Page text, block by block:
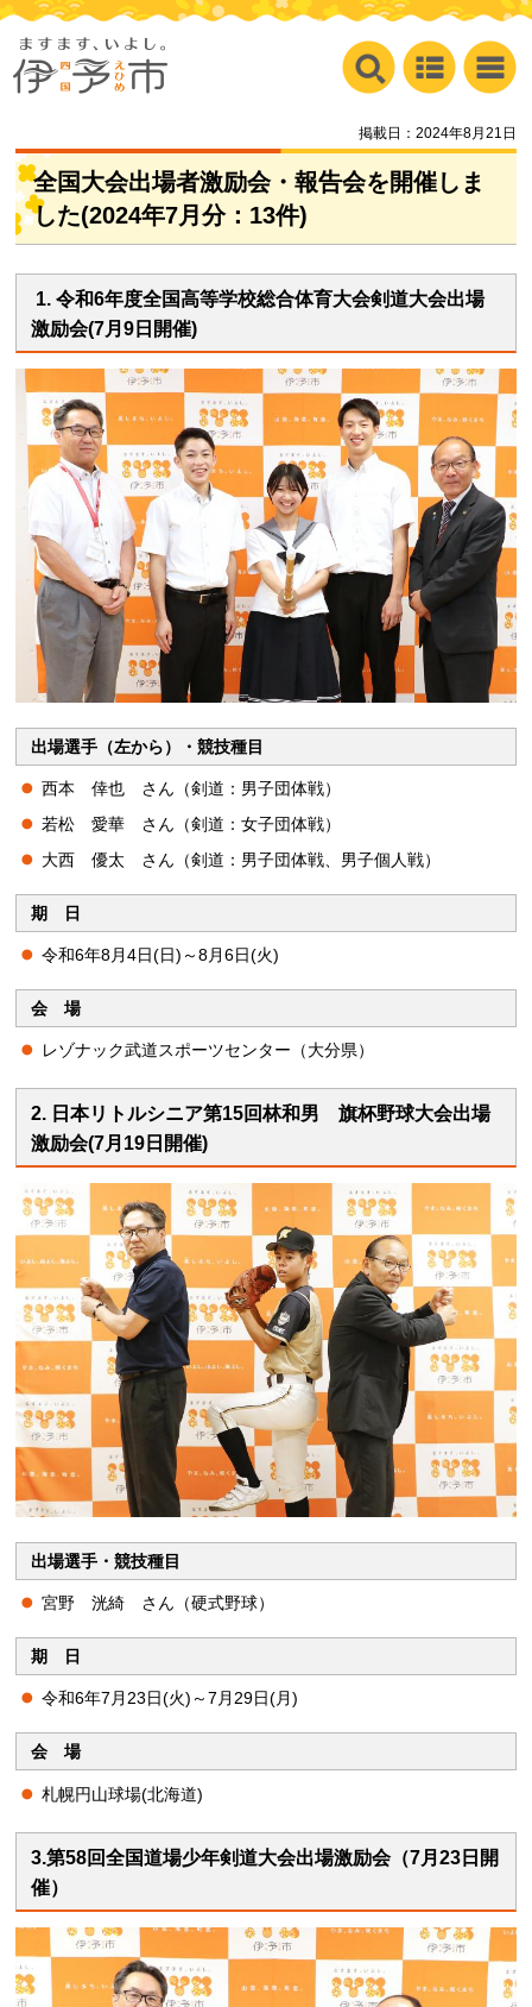
掲載日：2024年8月21日
全国大会出場者激励会・報告会を開催しま
した(2024年7月分：13件)
1. 令和6年度全国高等学校総合体育大会剣道大会出場
激励会(7月9日開催)
出場選手（左から）・競技種目
西本 倖也 さん（剣道：男子団体戦）
若松 愛華 さん（剣道：女子団体戦）
大西 優太 さん（剣道：男子団体戦、男子個人戦）
期 日
令和6年8月4日(日)～8月6日(火)
会 場
レゾナック武道スポーツセンター（大分県）
2. 日本リトルシニア第15回林和男 旗杯野球大会出場
激励会(7月19日開催)
出場選手・競技種目
宮野 洸綺 さん（硬式野球）
期 日
令和6年7月23日(火)～7月29日(月)
会 場
札幌円山球場(北海道)
3.第58回全国道場少年剣道大会出場激励会（7月23日開
催）